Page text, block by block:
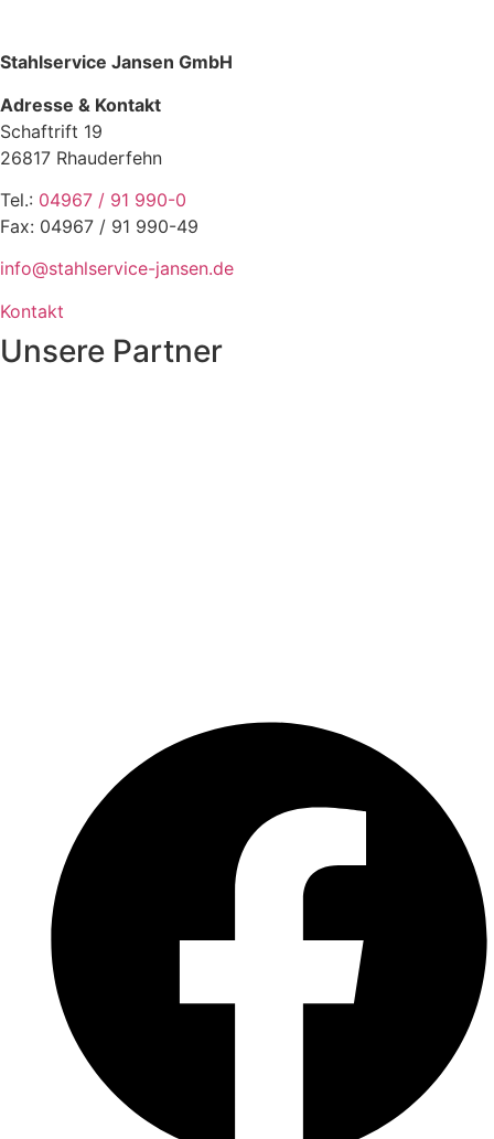
Stahlservice Jansen GmbH
Adresse & Kontakt
Schaftrift 19
26817 Rhauderfehn
Tel.: 04967 / 91 990-0
Fax: 04967 / 91 990-49
info@stahlservice-jansen.de
Kontakt
Unsere Partner